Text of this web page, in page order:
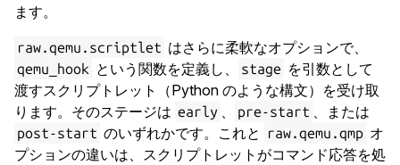
ます。
raw.qemu.scriptlet はさらに柔軟なオプションで、
qemu_hook という関数を定義し、 stage を引数として
渡すスクリプトレット（Python のような構文）を受け取
ります。そのステージは early pre-start 、または
post-start のいずれかです。これと raw.qemu.qmp オ
プションの違いは、スクリプトレットがコマンド応答を処